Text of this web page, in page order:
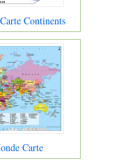
Continents
Carte